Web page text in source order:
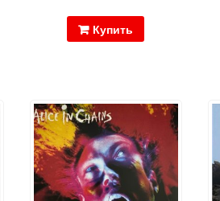
Купить